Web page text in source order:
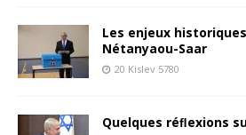
Les enjeux
Nétanyaou-Saar
20 Kislev 5780
Quelques réﬂexions